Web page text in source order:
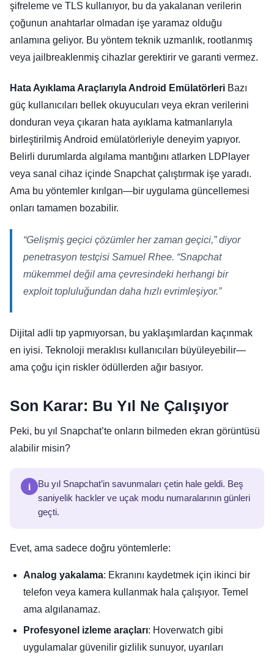
şifreleme ve TLS kullanıyor, bu da yakalanan verilerin
çoğunun anahtarlar olmadan işe yaramaz olduğu
anlamına geliyor. Bu yöntem teknik uzmanlık, rootlanmış
veya jailbreaklenmiş cihazlar gerektirir ve garanti vermez.
Hata Ayıklama Araçlarıyla Android Emülatörleri Bazı
güç kullanıcıları bellek okuyucuları veya ekran verilerini
donduran veya çıkaran hata ayıklama katmanlarıyla
birleştirilmiş Android emülatörleriyle deneyim yapıyor.
Belirli durumlarda algılama mantığını atlarken LDPlayer
veya sanal cihaz içinde Snapchat çalıştırmak işe yaradı.
Ama bu yöntemler kırılgan—bir uygulama güncellemesi
onları tamamen bozabilir.
“Gelişmiş geçici çözümler her zaman geçici,” diyor
penetrasyon testçisi Samuel Rhee. “Snapchat
mükemmel değil ama çevresindeki herhangi bir
exploit topluluğundan daha hızlı evrimleşiyor.”
Dijital adli tıp yapmıyorsan, bu yaklaşımlardan kaçınmak
en iyisi. Teknoloji meraklısı kullanıcıları büyüleyebilir—
ama çoğu için riskler ödüllerden ağır basıyor.
Son Karar: Bu Yıl Ne Çalışıyor
Peki, bu yıl Snapchat’te onların bilmeden ekran görüntüsü
alabilir misin?
i
Bu yıl Snapchat’in savunmaları çetin hale geldi. Beş
saniyelik hackler ve uçak modu numaralarının günleri
geçti.
Evet, ama sadece doğru yöntemlerle:
Analog yakalama: Ekranını kaydetmek için ikinci bir
telefon veya kamera kullanmak hala çalışıyor. Temel
ama algılanamaz.
Profesyonel izleme araçları: Hoverwatch gibi
uygulamalar güvenilir gizlilik sunuyor, uyarıları